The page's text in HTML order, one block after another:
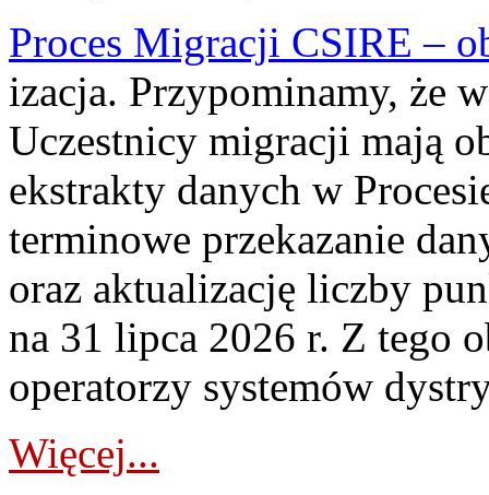
Proces Migracji CSIRE –
izacja. Przypominamy, że
Uczestnicy migracji mają
ekstrakty danych w
terminowe przekazanie
oraz aktualizację liczby
na 31 lipca 2026 r. Z tego
operatorzy systemów
Więcej...